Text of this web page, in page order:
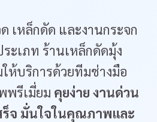
เหล็กดัด และงานกระจก
ะเภท ร้านเหล็กดัดมุ้ง
ห้บริการด้วยทีมช่างมือ
รีเมี่ยม คุยง่าย งานด่วน
ร็จ มั่นใจในคุณภาพและ